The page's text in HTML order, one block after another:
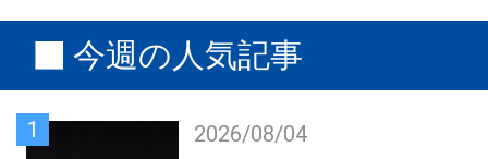
今週の人気記事
1 2026/08/04